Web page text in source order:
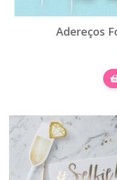
Adereços